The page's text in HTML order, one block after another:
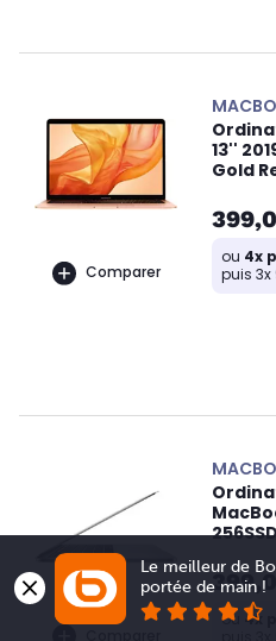
Comparer
13''
Gold
ou 4x
puis 3x
ou 4x
Le meilleur de
portée de main !